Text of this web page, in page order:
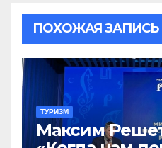
ПОХОЖАЯ ЗАПИСЬ
ТУРИЗМ
Максим